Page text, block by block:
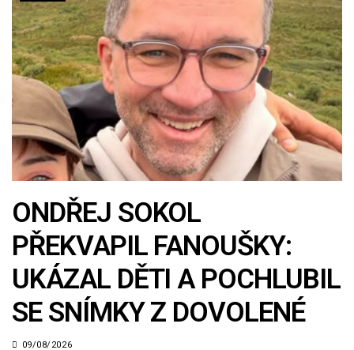
ONDŘEJ SOKOL
PŘEKVAPIL FANOUŠKY:
UKÁZAL DĚTI A POCHLUBIL
SE SNÍMKY Z DOVOLENÉ
09/08/2026